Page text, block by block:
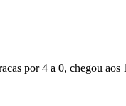
por 4 a 0, chegou